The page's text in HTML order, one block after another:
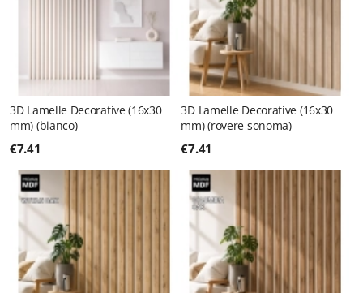
3D Lamelle Decorative (16x30
mm) (bianco)
€7.41
3D Lamelle Decorative (16x30
mm) (rovere sonoma)
€7.41